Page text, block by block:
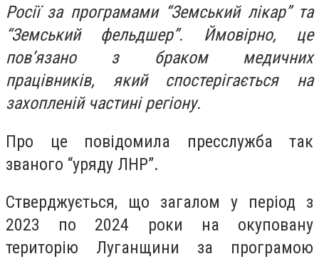
Росії за програмами “Земський лікар” та
“Земський фельдшер”. Ймовірно, це
пов’язано з браком медичних
працівників, який спостерігається на
захопленій частині регіону.
Про це повідомила пресслужба так
званого “уряду ЛНР”.
Стверджується, що загалом у період з
2023 по 2024 роки на окуповану
територію Луганщини за програмою